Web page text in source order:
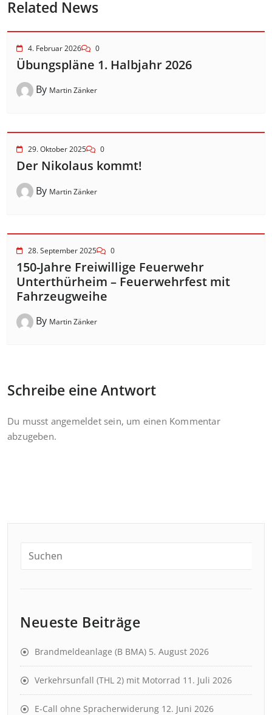
Related News
4. Februar 2026 0
Übungspläne 1. Halbjahr 2026
By Martin Zänker
29. Oktober 2025 0
Der Nikolaus kommt!
By Martin Zänker
28. September 2025 0
150-Jahre Freiwillige Feuerwehr
Unterthürheim – Feuerwehrfest mit
Fahrzeugweihe
By Martin Zänker
Schreibe eine Antwort
Du musst angemeldetsein, um einen Kommentar
abzugeben.
Neueste Beiträge
Brandmeldeanlage (B BMA) 5. August 2026
Verkehrsunfall (THL 2) mit Motorrad 11. Juli 2026
E-Call ohne Spracherwiderung 12. Juni 2026